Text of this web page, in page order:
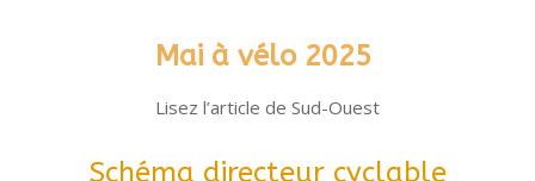
Maià vélo2025
Lisez l’article de Sud-Ouest
Schéma directeur cyclable